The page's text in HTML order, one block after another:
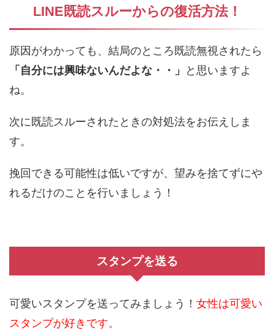
LINE既読スルーからの復活方法！
原因がわかっても、結局のところ既読無視されたら
「自分には興味ないんだよな・・」
と思いますよ
ね。
次に既読スルーされたときの対処法をお伝えしま
す。
挽回できる可能性は低いですが、望みを捨てずにや
れるだけのことを行いましょう！
スタンプを送る
可愛いスタンプを送ってみましょう！ 女性は可愛い
スタンプが好きです。